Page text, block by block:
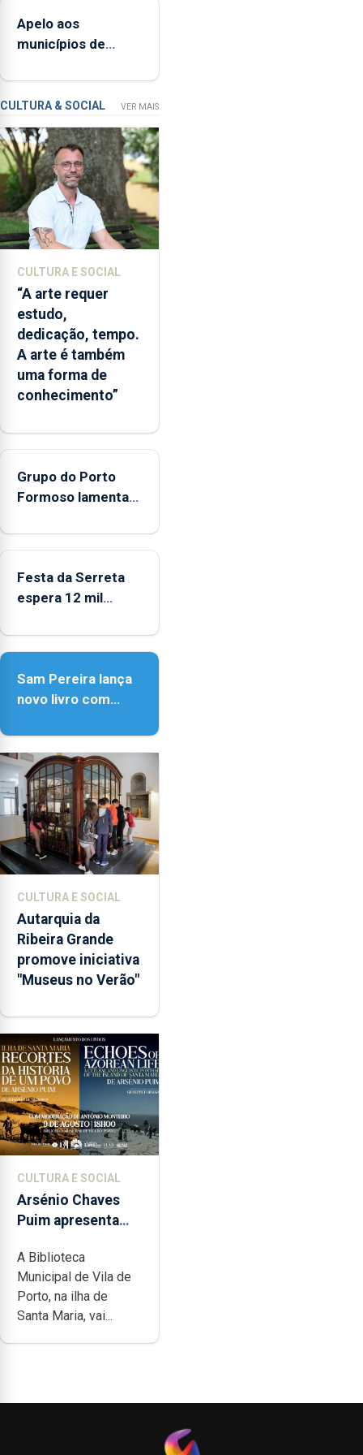
representam
mais
900
investigadores,
pedem
à
Agência
para
a
Investigação
e
que
o
Oceano
seja
reconhecido
como
Domínio
nacional
Apelo aos
municípios de
financiamento
CULTURA & SOCIAL VER MAIS
CULTURA E SOCIAL
“A arte requer
estudo,
dedicação, tempo.
A arte é também
uma forma de
conhecimento”
Grupo do Porto
Formoso lamenta
governo ao folclore
Festa da Serreta
espera 12 mil
Sam Pereira lança
novo livro com
décadas de poesia
CULTURA E SOCIAL
Autarquia da
Ribeira Grande
promove iniciativa
"Museus no Verão"
CULTURA E SOCIAL
Arsénio Chaves
Puim apresenta
Biblioteca de Vila
do Porto
A Biblioteca
Municipal de Vila de
Porto, na ilha de
Santa Maria, vai...